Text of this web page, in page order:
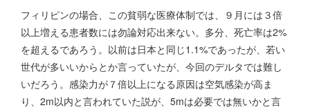
フィリピン経済談義 ファッションを考える 漫画
未来２１００研究所他のアイデアマニラ男の手料理 総集編
https://globalclub.amebaownd.com/
フィリピンの場合、この貧弱な医療体制では、９月には３倍
以上増える患者数には勿論対応出来ない。多分、死亡率は2%
を超えるであろう。以前は日本と同じ1.1%であったが、若い
世代が多いいからとか言っていたが、今回のデルタでは難し
いだろう。感染力が７倍以上になる原因は空気感染が高ま
り、2m以内と言われていた説が、5mは必要では無いかと言